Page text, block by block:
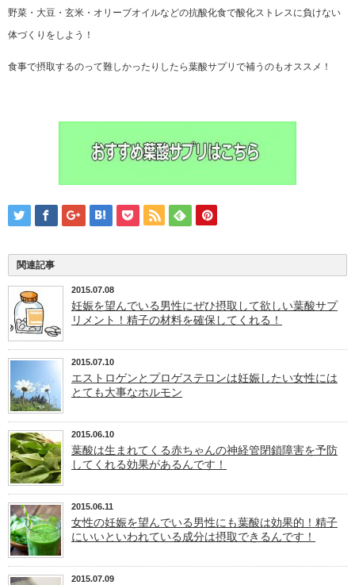
野菜・大豆・玄米・オリーブオイルなどの抗酸化食で酸化ストレスに負けない
体づくりをしよう！
食事で摂取するのって難しかったりしたら葉酸サプリで補うのもオススメ！
関連記事
2015.07.08
妊娠を望んでいる男性にぜひ摂取して欲しい葉酸サプ
リメント！精子の材料を確保してくれる！
2015.07.10
エストロゲンとプロゲステロンは妊娠したい女性には
とても大事なホルモン
2015.06.10
葉酸は生まれてくる赤ちゃんの神経管閉鎖障害を予防
してくれる効果があるんです！
2015.06.11
女性の妊娠を望んでいる男性にも葉酸は効果的！精子
にいいといわれている成分は摂取できるんです！
2015.07.09